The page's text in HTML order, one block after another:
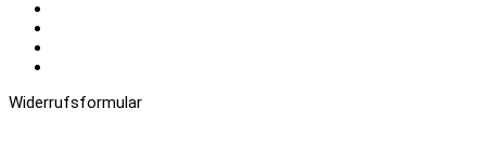
Widerrufsformular